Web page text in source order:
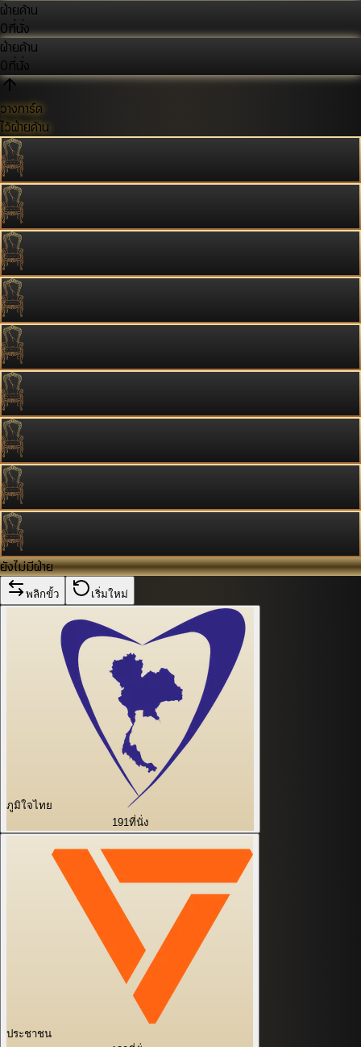
ฝ่ายค้าน
0ที่นั่ง
ฝ่ายค้าน
0ที่นั่ง
วางการ์ด
ไว้ฝ่ายค้าน
ยังไม่มีฝ่าย
พลิกขั้ว เริ่มใหม่
ภูมิใจไทย
191ที่นั่ง
ประชาชน